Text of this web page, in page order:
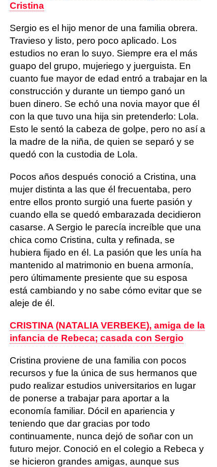
Cristina
Sergio es el hijo menor de una familia obrera.
Travieso y listo, pero poco aplicado. Los
estudios no eran lo suyo. Siempre era el más
guapo del grupo, mujeriego y juerguista. En
cuanto fue mayor de edad entró a trabajar en la
construcción y durante un tiempo ganó un
buen dinero. Se echó una novia mayor que él
con la que tuvo una hija sin pretenderlo: Lola.
Esto le sentó la cabeza de golpe, pero no así a
la madre de la niña, de quien se separó y se
quedó con la custodia de Lola.
Pocos años después conoció a Cristina, una
mujer distinta a las que él frecuentaba, pero
entre ellos pronto surgió una fuerte pasión y
cuando ella se quedó embarazada decidieron
casarse. A Sergio le parecía increíble que una
chica como Cristina, culta y refinada, se
hubiera fijado en él. La pasión que les unía ha
mantenido al matrimonio en buena armonía,
pero últimamente presiente que su esposa
está cambiando y no sabe cómo evitar que se
aleje de él.
CRISTINA (NATALIA VERBEKE), amiga de la
infancia de Rebeca; casada con Sergio
Cristina proviene de una familia con pocos
recursos y fue la única de sus hermanos que
pudo realizar estudios universitarios en lugar
de ponerse a trabajar para aportar a la
economía familiar. Dócil en apariencia y
teniendo que dar gracias por todo
continuamente, nunca dejó de soñar con un
futuro mejor. Conoció en el colegio a Rebeca y
se hicieron grandes amigas, aunque sus